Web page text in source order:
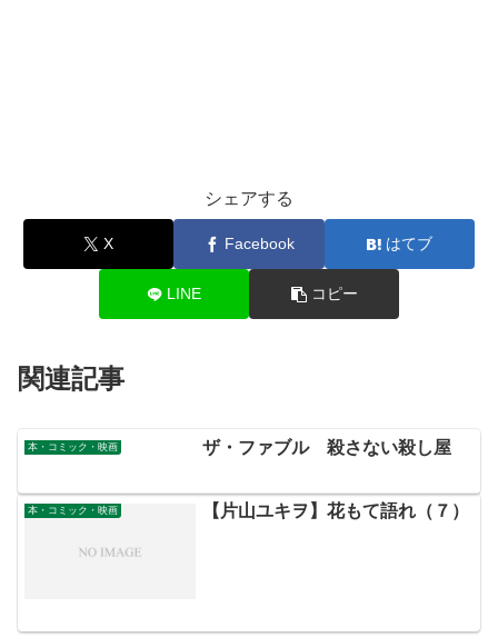
シェアする
X Facebook はてブ
LINE コピー
関連記事
本・コミック・映画 ザ・ファブル 殺さない殺し屋
本・コミック・映画 【片山ユキヲ】花もて語れ（７）